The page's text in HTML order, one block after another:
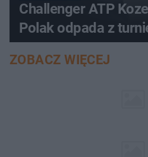
Challenger ATP
Polak odpada z
ZOBACZ WIĘCEJ